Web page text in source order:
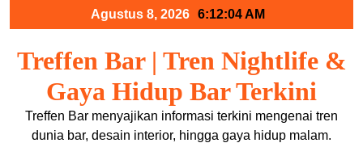
Agustus 8, 2026 6:12:06 AM
Treffen Bar | Tren Nightlife &
Gaya Hidup Bar Terkini
Treffen Bar menyajikan informasi terkini mengenai tren
dunia bar, desain interior, hingga gaya hidup malam.